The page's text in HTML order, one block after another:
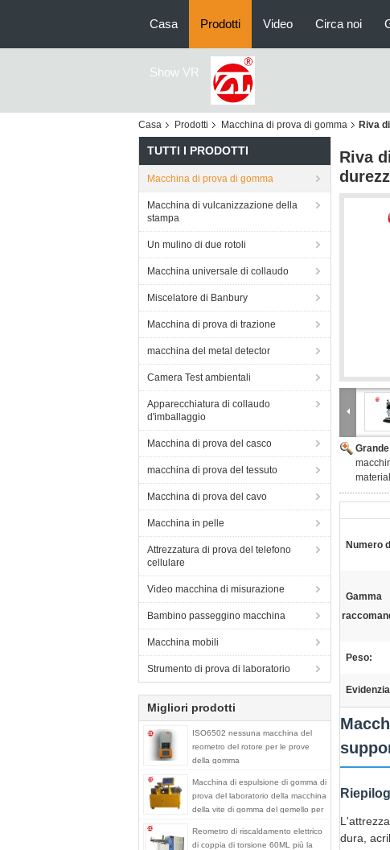
Casa Prodotti Video Circa noi
Show VR
Casa Prodotti Macchina di prova di gomma Riva
TUTTI I PRODOTTI
Macchina di prova di gomma
Macchina di vulcanizzazione della
stampa
Un mulino di due rotoli
Macchina universale di collaudo
Miscelatore di Banbury
Macchina di prova di trazione
macchina del metal detector
Camera Test ambientali
Apparecchiatura di collaudo
d'imballaggio
Macchina di prova del casco
macchina di prova del tessuto
Macchina di prova del cavo
Macchina in pelle
Attrezzatura di prova del telefono
cellulare
Video macchina di misurazione
Bambino passeggino macchina
Macchina mobili
Strumento di prova di laboratorio
Migliori prodotti
ISO6502 nessuna macchina del
reometro del rotore per le prove
della gomma
Macchina di espulsione di gomma di
prova del laboratorio della macchina
della vite di gomma del gemello per
Reometro di riscaldamento elettrico
di coppia di torsione 60ML più la
Riva
Numero
Gamma
Peso:
dura,